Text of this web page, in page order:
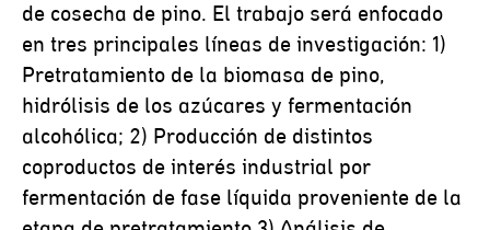
de cosecha de pino. El trabajo será enfocado
en tres principales líneas de investigación: 1)
Pretratamiento de la biomasa de pino,
hidrólisis de los azúcares y fermentación
alcohólica; 2) Producción de distintos
coproductos de interés industrial por
fermentación de fase líquida proveniente de la